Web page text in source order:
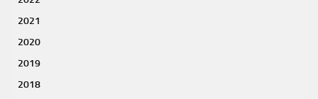
2021
2020
2019
2018